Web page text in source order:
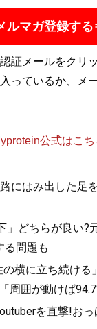
ルマガ登録す
メールをクリ
っているか、メ
公式はこち
にはみ出した足
どちらが良い?
る問題も
横に立ち続け
周囲が動けば
を直撃!お